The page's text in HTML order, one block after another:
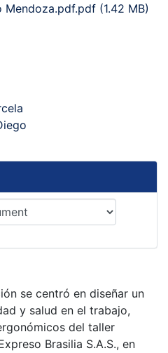
Mendoza.pdf.pdf (1.42 MB)
se centró en diseñar un
y salud en el trabajo,
del taller
Brasilia S.A.S., en